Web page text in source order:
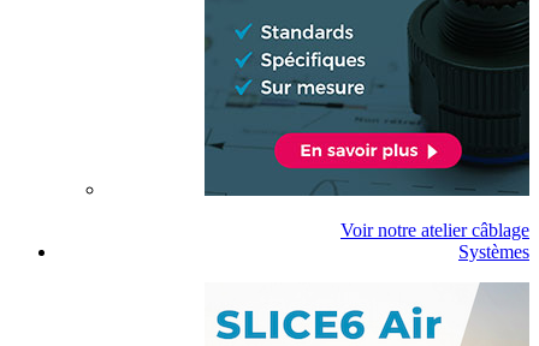
Voir notre atelier câblage
Systèmes